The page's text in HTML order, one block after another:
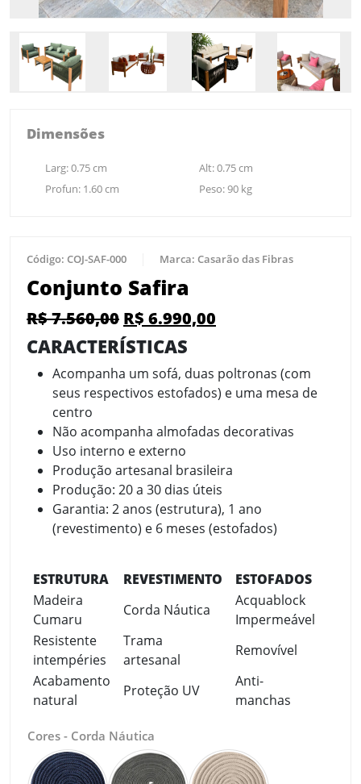
Dimensões
Larg:0.75cm Alt:0.75cm
Profun: 1.60cm Peso:90kg
Código: COJ-SAF-000 Marca: Casarão das Fibras
Conjunto Safira
R$7.560,00 R$ 6.990,00
CARACTERÍSTICAS
Acompanha um sofá, duas poltronas (com
seus respectivos estofados) e uma mesa de
centro
Não acompanha almofadas decorativas
Uso interno e externo
Produção artesanal brasileira
Produção: 20 a 30 dias úteis
Garantia: 2 anos (estrutura), 1 ano
(revestimento) e 6 meses (estofados)
ESTRUTURA REVESTIMENTO
ESTOFADOS
Madeira
Cumaru
Corda Náutica
Acquablock
Impermeável
Resistente
intempéries
Trama
artesanal
Removível
Acabamento
natural
Proteção UV
Anti-
manchas
Cores - Corda Náutica